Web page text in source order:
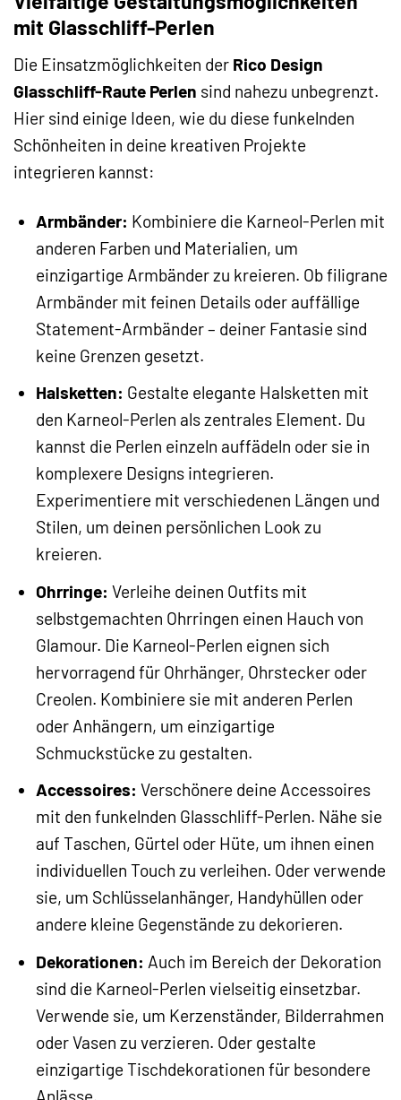
mit Glasschliff-Perlen
Die Einsatzmöglichkeiten der Rico Design
Glasschliff-Raute Perlen sind nahezu unbegrenzt.
Hier sind einige Ideen, wie du diese funkelnden
Schönheiten in deine kreativen Projekte
integrieren kannst:
Armbänder: Kombiniere die Karneol-Perlen mit
anderen Farben und Materialien, um
einzigartige Armbänder zu kreieren. Ob filigrane
Armbänder mit feinen Details oder auffällige
Statement-Armbänder – deiner Fantasie sind
keine Grenzen gesetzt.
Halsketten: Gestalte elegante Halsketten mit
den Karneol-Perlen als zentrales Element. Du
kannst die Perlen einzeln auffädeln oder sie in
komplexere Designs integrieren.
Experimentiere mit verschiedenen Längen und
Stilen, um deinen persönlichen Look zu
kreieren.
Ohrringe: Verleihe deinen Outfits mit
selbstgemachten Ohrringen einen Hauch von
Glamour. Die Karneol-Perlen eignen sich
hervorragend für Ohrhänger, Ohrstecker oder
Creolen. Kombiniere sie mit anderen Perlen
oder Anhängern, um einzigartige
Schmuckstücke zu gestalten.
Accessoires: Verschönere deine Accessoires
mit den funkelnden Glasschliff-Perlen. Nähe sie
auf Taschen, Gürtel oder Hüte, um ihnen einen
individuellen Touch zu verleihen. Oder verwende
sie, um Schlüsselanhänger, Handyhüllen oder
andere kleine Gegenstände zu dekorieren.
Dekorationen: Auch im Bereich der Dekoration
sind die Karneol-Perlen vielseitig einsetzbar.
Verwende sie, um Kerzenständer, Bilderrahmen
oder Vasen zu verzieren. Oder gestalte
einzigartige Tischdekorationen für besondere
Anlässe.